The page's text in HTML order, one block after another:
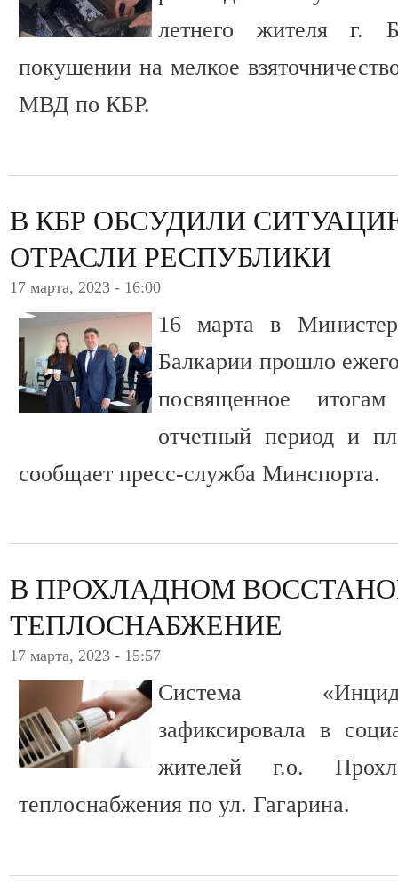
летнего жителя г.
покушении на мелкое
МВД по КБР.
В КБР ОБСУДИЛИ
ОТРАСЛИ РЕСПУБЛИКИ
17 марта, 2023 - 16:00
16 марта в
Балкарии прошло
посвященное
отчетный период и
сообщает пресс-служба Минспорта.
В ПРОХЛАДНОМ
ТЕПЛОСНАБЖЕНИЕ
17 марта, 2023 - 15:57
Система
зафиксировала в
жителей г.о.
теплоснабжения по ул. Гагарина.